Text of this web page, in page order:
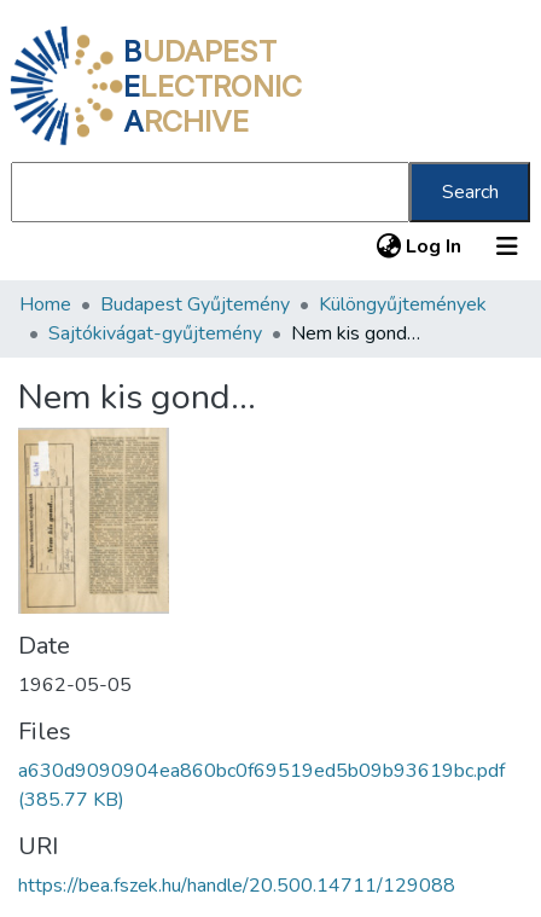
BUDAPEST
ELECTRONIC
ARCHIVE
Search
Log In (current)
Communities & Collections
Statistics
About us
Home Budapest Gyűjtemény
Különgyűjtemények
Sajtókivágat-gyűjtemény
Nem kis gond…
Nem kis gond…
Date
1962-05-05
Files
a630d9090904ea860bc0f69519ed5b09b93619bc.pdf
(385.77 KB)
URI
https://bea.fszek.hu/handle/20.500.14711/129088